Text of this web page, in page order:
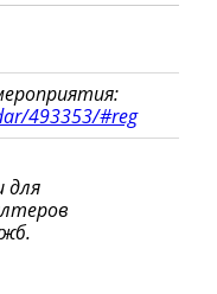
493353/#reg
для